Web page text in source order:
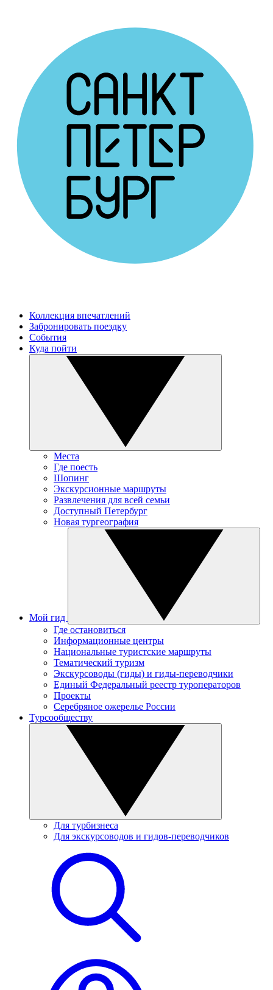
Коллекция впечатлений
Забронировать поездку
События
Куда пойти
Места
Где поесть
Шопинг
Экскурсионные маршруты
Развлечения для всей семьи
Доступный Петербург
Новая тургеография
Мой гид
Где остановиться
Информационные центры
Национальные туристские маршруты
Тематический туризм
Экскурсоводы (гиды) и гиды-переводчики
Единый Федеральный реестр туроператоров
Проекты
Серебряное ожерелье России
Турсообществу
Для турбизнеса
Для экскурсоводов и гидов-переводчиков